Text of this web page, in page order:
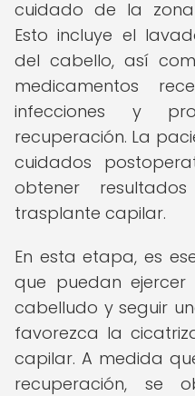
cuidado de la
Esto incluye el
del cabello, así
medicamentos
infecciones y
recuperación. La
cuidados
obtener
trasplante capilar.
En esta etapa, es
que puedan
cabelludo y seguir
favorezca la
capilar. A medida
recuperación, se